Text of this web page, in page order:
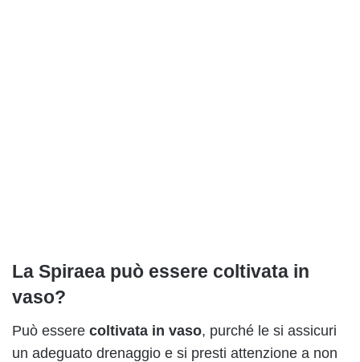
La Spiraea può essere coltivata in
vaso?
Può essere coltivata in vaso, purché le si assicuri
un adeguato drenaggio e si presti attenzione a non